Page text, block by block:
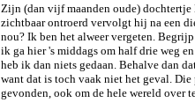
Zijn (dan vijf maanden oude)
zichtbaar ontroerd vervolgt hij na een
nou? Ik ben het alweer vergeten.
ik ga hier 's middags om half drie weg
heb ik dan niets gedaan. Behalve dan
want dat is toch vaak niet het geval.
gevonden, ook om de hele wereld over